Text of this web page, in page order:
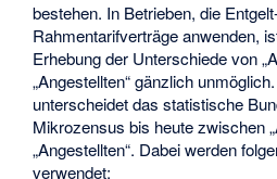
bestehen. In Betrieben, die
Rahmentarifverträge anwenden,
Erhebung der Unterschiede von
„Angestellten“ gänzlich
unterscheidet das statistische
Mikrozensus bis heute zwischen
„Angestellten“. Dabei werden
verwendet: